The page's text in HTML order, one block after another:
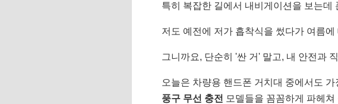
특히 복잡한 길에서 내비게이션을 보는데
저도 예전에 저가 흡착식을 썼다가 여름
그니까요, 단순히 '싼 거' 말고, 내 안전과
오늘은 차량용 핸드폰 거치대 중에서도
풍구 무선 충전 모델들을 꼼꼼하게 파헤쳐